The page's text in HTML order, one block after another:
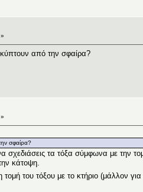
από την σφαίρα?
σφαίρα?
σχεδιάσεις τα τόξα σύμφωνα με την
κάτοψη.
του τόξου με το κτήριο (μάλλον